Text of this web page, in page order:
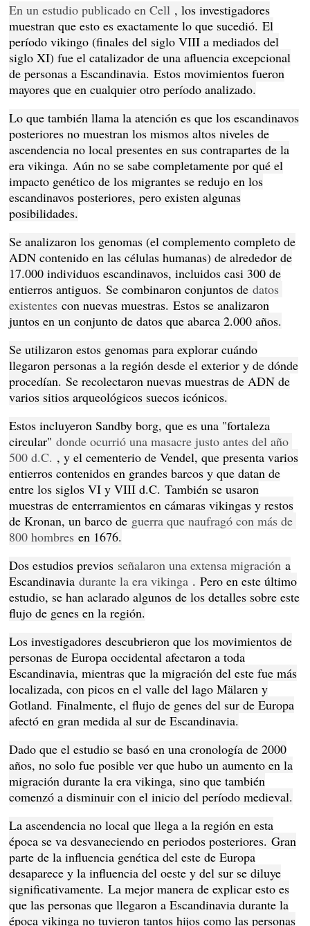
En un estudio publicado en Cell , los investigadores
muestran que esto es exactamente lo que sucedió.El
período vikingo (finales del siglo VIII a mediados del
siglo XI) fue el catalizador de una afluencia excepcional
de personas a Escandinavia.Estos movimientos fueron
mayores que en cualquier otro período analizado.
Lo que también llama la atención es que los escandinavos
posteriores no muestran los mismos altos niveles de
ascendencia no local presentes en sus contrapartes de la
era vikinga.Aún no se sabe completamente por qué el
impacto genético de los migrantes se redujo en los
escandinavos posteriores, pero existen algunas
posibilidades.
Se analizaron los genomas (el complemento completo de
ADN contenido en las células humanas) de alrededor de
17.000 individuos escandinavos, incluidos casi 300 de
entierros antiguos.Se combinaron conjuntos dedatos
existentes con nuevas muestras.Estos se analizaron
juntos en un conjunto de datos que abarca 2.000 años.
Se utilizaron estos genomas para explorar cuándo
llegaron personas a la región desde el exterior y de dónde
procedían.Se recolectaron nuevas muestras de ADN de
varios sitios arqueológicos suecos icónicos.
Estos incluyeron Sandby borg, que es una "fortaleza
circular"donde ocurrió una masacre justo antes del año
500 d.C. , y el cementerio de Vendel, que presenta varios
entierros contenidos en grandes barcos y que datan de
entre los siglos VI y VIII d.C.También se usaron
muestras de enterramientos en cámaras vikingas y restos
de Kronan, un barco de guerra que naufragó con más de
800 hombres en 1676.
Dos estudios previos señalaron una extensa migración a
Escandinaviadurante la era vikinga .Pero en este último
estudio, se han aclarado algunos de los detalles sobre este
flujo de genes en la región.
Los investigadores descubrieron que los movimientos de
personas de Europa occidental afectaron a toda
Escandinavia, mientras que la migración del este fue más
localizada, con picos en el valle del lago Mälaren y
Gotland.Finalmente, el flujo de genes del sur de Europa
afectó en gran medida al sur de Escandinavia.
Dado que el estudio se basó en una cronología de 2000
años, no solo fue posible ver que hubo un aumento en la
migración durante la era vikinga, sino que también
comenzó a disminuir con el inicio del período medieval.
La ascendencia no local que llega a la región en esta
época se va desvaneciendo en periodos posteriores.Gran
parte de la influencia genética del este de Europa
desaparece y la influencia del oeste y del sur se diluye
significativamente.La mejor manera de explicar esto es
que las personas que llegaron a Escandinavia durante la
época vikinga no tuvieron tantos hijos como las personas